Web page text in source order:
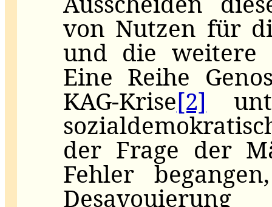
von Nutzen für
und die weitere
Eine Reihe
KAG-Krise[2]
der Frage der
Fehler